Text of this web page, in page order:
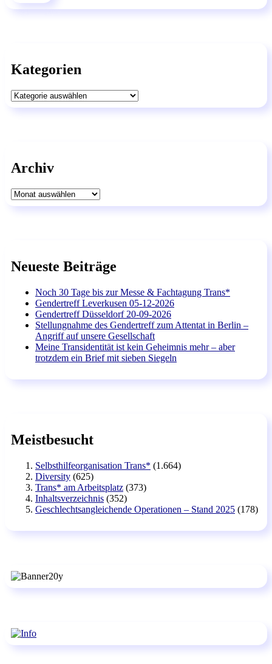
Kategorien
Kategorien
Archiv
Archiv
Neueste Beiträge
Noch 30 Tage bis zur Messe & Fachtagung Trans*
Gendertreff Leverkusen 05-12-2026
Gendertreff Düsseldorf 20-09-2026
Stellungnahme des Gendertreff zum Attentat in Berlin –
Angriff auf unsere Gesellschaft
Meine Transidentität ist kein Geheimnis mehr – aber
trotzdem ein Brief mit sieben Siegeln
Meistbesucht
Selbsthilfeorganisation Trans* (1.664)
Diversity (625)
Trans* am Arbeitsplatz (373)
Inhaltsverzeichnis (352)
Geschlechtsangleichende Operationen – Stand 2025 (178)